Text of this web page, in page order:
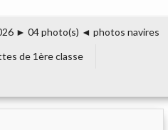
► 04 photo(s) ◄ photos navires
de 1ère classe